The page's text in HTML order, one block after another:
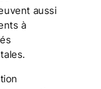
aussi
à